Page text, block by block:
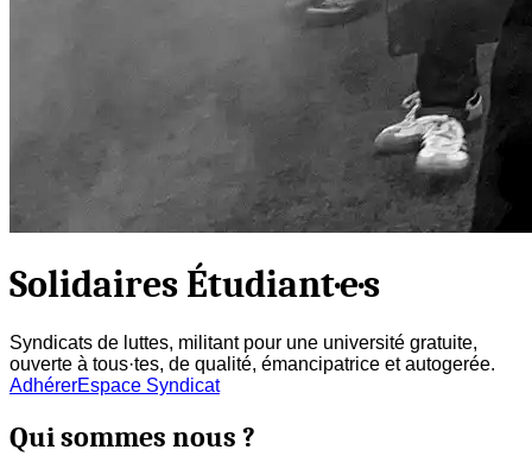
Solidaires Étudiant·e·s
Syndicats de luttes, militant pour une université gratuite,
ouverte à tous·tes, de qualité, émancipatrice et autogerée.
AdhérerEspace Syndicat
Qui sommes nous ?